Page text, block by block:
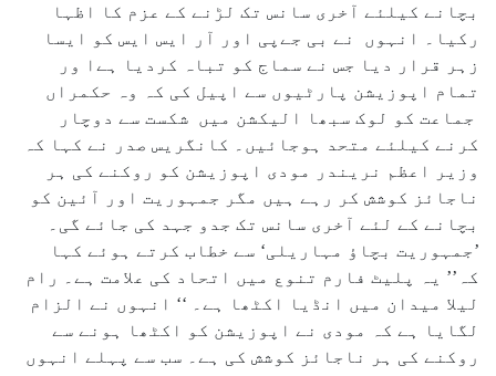
بچانے کیلئے آخری سانس تک لڑنے کے عزم کا اظہا
رکیا۔ انہوں نے بی جےپی اور آر ایس ایس کو ایسا
زہر قرار دیا جس نے سماج کو تباہ کردیا ہےا ور
تمام اپوزیشن پارٹیوں سے اپیل کی کہ وہ حکمراں
جماعت کو لوک سبھا الیکشن میں شکست سے دوچار
کرنے کیلئے متحد ہوجائیں۔ کانگریس صدر نے کہا کہ
وزیر اعظم نریندر مودی اپوزیشن کو روکنے کی ہر
ناجائز کوشش کر رہے ہیں مگر جمہوریت اور آئین کو
بچانے کے لئے آخری سانس تک جدو جہد کی جائے گی۔
’جمہوریت بچاؤ مہاریلی‘ سے خطاب کرتے ہوئے کہا
کہ’’ یہ پلیٹ فارم تنوع میں اتحاد کی علامت ہے۔ رام
لیلا میدان میں انڈیا اکٹھا ہے۔ ‘‘ انہوں نے الزام
لگایا ہے کہ مودی نے اپوزیشن کو اکٹھا ہونے سے
روکنے کی ہر ناجائز کوشش کی ہے۔ سب سے پہلے انہوں